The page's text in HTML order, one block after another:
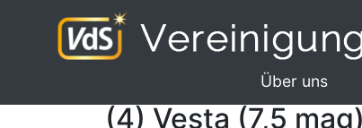
Über uns
(4) Vesta (7,5